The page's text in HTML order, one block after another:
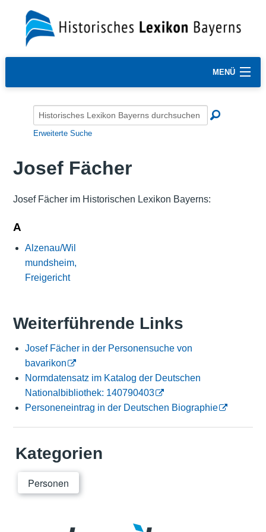
MENÜ
Erweiterte Suche
Josef Fächer
Josef Fächer im Historischen Lexikon Bayerns:
A
Alzenau/Wil
mundsheim,
Freigericht
Weiterführende Links
Josef Fächer in der Personensuche von
bavarikon
Normdatensatz im Katalog der Deutschen
Nationalbibliothek: 140790403
Personeneintrag in der Deutschen Biographie
Kategorien
Personen